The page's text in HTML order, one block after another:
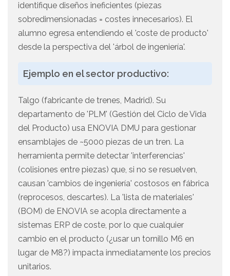
identifique diseños ineficientes (piezas
sobredimensionadas = costes innecesarios). El
alumno egresa entendiendo el 'coste de producto'
desde la perspectiva del 'árbol de ingeniería'.
Ejemplo en el sector productivo:
Talgo (fabricante de trenes, Madrid). Su
departamento de 'PLM' (Gestión del Ciclo de Vida
del Producto) usa ENOVIA DMU para gestionar
ensamblajes de ~5000 piezas de un tren. La
herramienta permite detectar 'interferencias'
(colisiones entre piezas) que, si no se resuelven,
causan 'cambios de ingeniería' costosos en fábrica
(reprocesos, descartes). La 'lista de materiales'
(BOM) de ENOVIA se acopla directamente a
sistemas ERP de coste, por lo que cualquier
cambio en el producto (¿usar un tornillo M6 en
lugar de M8?) impacta inmediatamente los precios
unitarios.